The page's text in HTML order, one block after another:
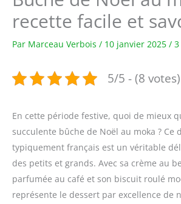
recette facile et
Par Marceau Verbois / 10 janvier 2025 /
5/5 - (8 votes)
En cette période festive, quoi de mieux
succulente bûche de Noël au moka ? Ce
typiquement français est un véritable
des petits et grands. Avec sa crème au
parfumée au café et son biscuit roulé
représente le dessert par excellence de